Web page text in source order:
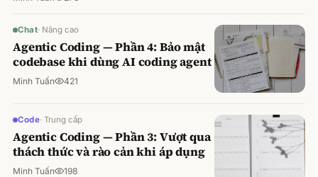
Chat· Nâng cao
Agentic Coding — Phần 4: Bảo mật
codebase khi dùng AI coding agent
Minh Tuấn 421
Code· Trung cấp
Agentic Coding — Phần 3: Vượt qua
thách thức và rào cản khi áp dụng
Minh Tuấn 198